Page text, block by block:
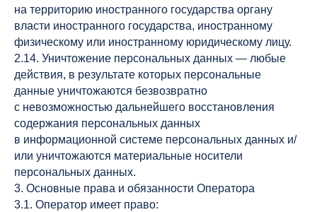
на территорию иностранного государства органу
власти иностранного государства, иностранному
физическому или иностранному юридическому лицу.
2.14. Уничтожение персональных данных — любые
действия, в результате которых персональные
данные уничтожаются безвозвратно
с невозможностью дальнейшего восстановления
содержания персональных данных
в информационной системе персональных данных и/
или уничтожаются материальные носители
персональных данных.
3. Основные права и обязанности Оператора
3.1. Оператор имеет право: